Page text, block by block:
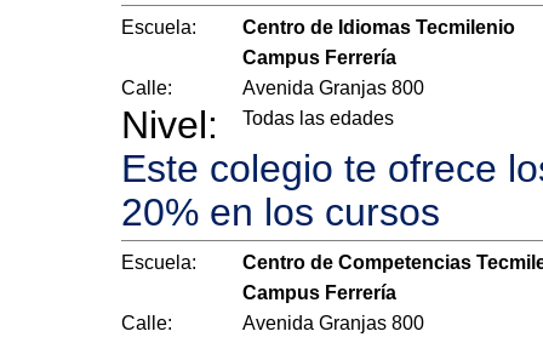
Escuela:
Centro de Idiomas Tecmilenio
Campus Ferrería
Calle:
Avenida Granjas 800
Nivel: Todas las edades
Este colegio te ofrece
20% en los cursos
Escuela:
Centro de Competencias
Campus Ferrería
Calle:
Avenida Granjas 800